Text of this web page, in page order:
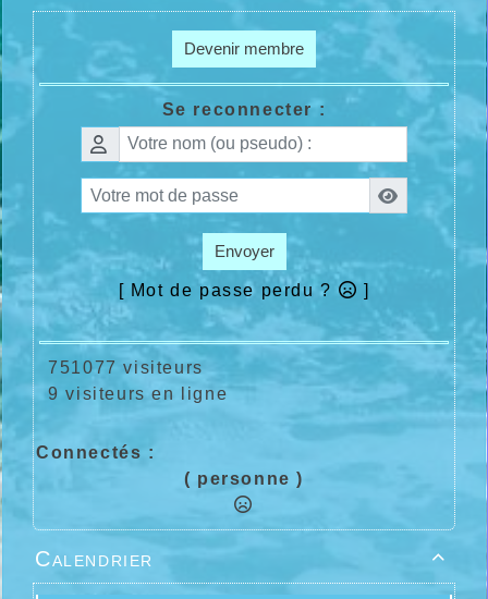
Devenir membre
Se reconnecter :
Envoyer
[ Mot de passe perdu ? ]
751077 visiteurs
9 visiteurs en ligne
Connectés :
( personne )

Calendrier